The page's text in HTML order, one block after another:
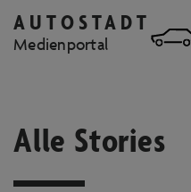
Zum Hauptinhalt springen
Zur Suche
AUTOSTADT
Medienportal
Alle Stories